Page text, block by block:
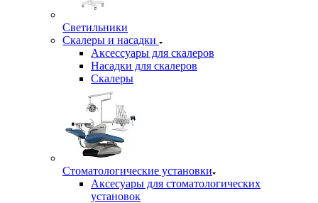
Светильники
Скалеры и насадки
Аксессуары для скалеров
Насадки для скалеров
Скалеры
Стоматологические установки
Аксесуары для стоматологических
установок